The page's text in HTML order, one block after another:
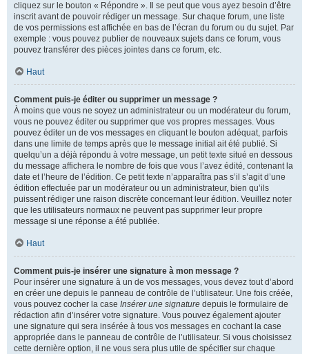
cliquez sur le bouton « Répondre ». Il se peut que vous ayez besoin d’être
inscrit avant de pouvoir rédiger un message. Sur chaque forum, une liste
de vos permissions est affichée en bas de l’écran du forum ou du sujet. Par
exemple : vous pouvez publier de nouveaux sujets dans ce forum, vous
pouvez transférer des pièces jointes dans ce forum, etc.
Haut
Comment puis-je éditer ou supprimer un message ?
À moins que vous ne soyez un administrateur ou un modérateur du forum,
vous ne pouvez éditer ou supprimer que vos propres messages. Vous
pouvez éditer un de vos messages en cliquant le bouton adéquat, parfois
dans une limite de temps après que le message initial ait été publié. Si
quelqu’un a déjà répondu à votre message, un petit texte situé en dessous
du message affichera le nombre de fois que vous l’avez édité, contenant la
date et l’heure de l’édition. Ce petit texte n’apparaîtra pas s’il s’agit d’une
édition effectuée par un modérateur ou un administrateur, bien qu’ils
puissent rédiger une raison discrète concernant leur édition. Veuillez noter
que les utilisateurs normaux ne peuvent pas supprimer leur propre
message si une réponse a été publiée.
Haut
Comment puis-je insérer une signature à mon message ?
Pour insérer une signature à un de vos messages, vous devez tout d’abord
en créer une depuis le panneau de contrôle de l’utilisateur. Une fois créée,
vous pouvez cocher la case Insérer une signature depuis le formulaire de
rédaction afin d’insérer votre signature. Vous pouvez également ajouter
une signature qui sera insérée à tous vos messages en cochant la case
appropriée dans le panneau de contrôle de l’utilisateur. Si vous choisissez
cette dernière option, il ne vous sera plus utile de spécifier sur chaque